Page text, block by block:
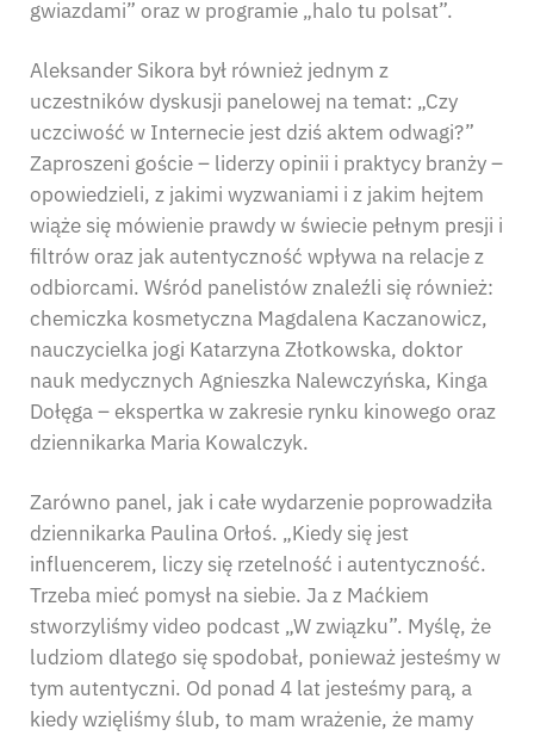
gwiazdami” oraz w programie „halo tu polsat”.
Aleksander Sikora był również jednym z
uczestników dyskusji panelowej na temat: „Czy
uczciwość w Internecie jest dziś aktem odwagi?”
Zaproszeni goście – liderzy opinii i praktycy branży –
opowiedzieli, z jakimi wyzwaniami i z jakim hejtem
wiąże się mówienie prawdy w świecie pełnym presji i
filtrów oraz jak autentyczność wpływa na relacje z
odbiorcami. Wśród panelistów znaleźli się również:
chemiczka kosmetyczna Magdalena Kaczanowicz,
nauczycielka jogi Katarzyna Złotkowska, doktor
nauk medycznych Agnieszka Nalewczyńska, Kinga
Dołęga – ekspertka w zakresie rynku kinowego oraz
dziennikarka Maria Kowalczyk.
Zarówno panel, jak i całe wydarzenie poprowadziła
dziennikarka Paulina Orłoś. „Kiedy się jest
influencerem, liczy się rzetelność i autentyczność.
Trzeba mieć pomysł na siebie. Ja z Maćkiem
stworzyliśmy video podcast „W związku”. Myślę, że
ludziom dlatego się spodobał, ponieważ jesteśmy w
tym autentyczni. Od ponad 4 lat jesteśmy parą, a
kiedy wzięliśmy ślub, to mam wrażenie, że mamy